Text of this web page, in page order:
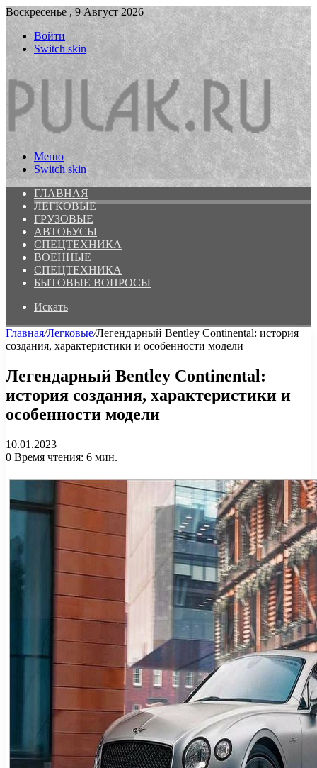
Воскресенье , 9 Август 2026
Войти
Switch skin
Меню
Switch skin
ГЛАВНАЯ
ЛЕГКОВЫЕ
ГРУЗОВЫЕ
АВТОБУСЫ
СПЕЦТЕХНИКА
ВОЕННЫЕ
СПЕЦТЕХНИКА
БЫТОВЫЕ ВОПРОСЫ
Искать
Главная/Легковые/Легендарный Bentley Continental: история
создания, характеристики и особенности модели
Легендарный Bentley Continental:
история создания, характеристики и
особенности модели
10.01.2023
0 Время чтения: 6 мин.